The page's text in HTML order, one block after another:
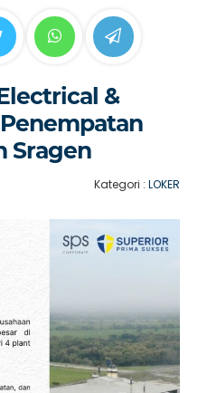
&
Sragen
Kategori : LOKER